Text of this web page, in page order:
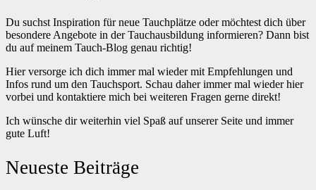
Du suchst Inspiration für neue Tauchplätze oder möchtest dich über
besondere Angebote in der Tauchausbildung informieren? Dann bist
du auf meinem Tauch-Blog genau richtig!
Hier versorge ich dich immer mal wieder mit Empfehlungen und
Infos rund um den Tauchsport. Schau daher immer mal wieder hier
vorbei und kontaktiere mich bei weiteren Fragen gerne direkt!
Ich wünsche dir weiterhin viel Spaß auf unserer Seite und immer
gute Luft!
Neueste Beiträge